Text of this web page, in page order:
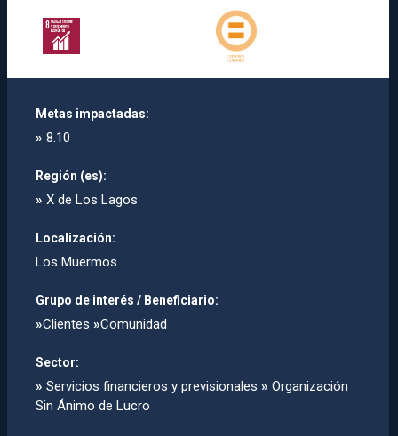
Metas impactadas:
» 8.10
Región (es):
» X de Los Lagos
Localización:
Los Muermos
Grupo de interés / Beneficiario:
»Clientes »Comunidad
Sector:
» Servicios financieros y previsionales » Organización
Sin Ánimo de Lucro